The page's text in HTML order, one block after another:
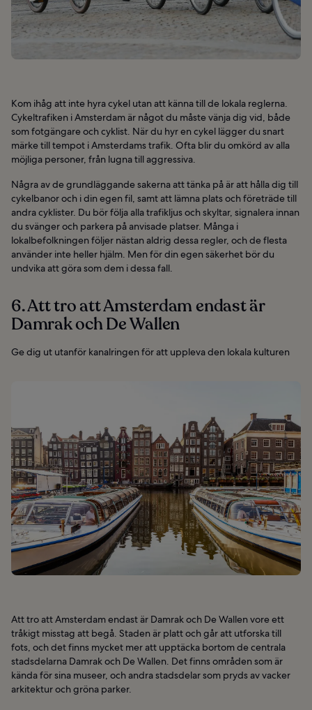
Kom ihåg att inte hyra cykel utan att känna till de lokala reglerna.
Cykeltrafiken i Amsterdam är något du måste vänja dig vid, både
som fotgängare och cyklist. När du hyr en cykel lägger du snart
märke till tempot i Amsterdams trafik. Ofta blir du omkörd av alla
möjliga personer, från lugna till aggressiva.
Några av de grundläggande sakerna att tänka på är att hålla dig till
cykelbanor och i din egen fil, samt att lämna plats och företräde till
andra cyklister. Du bör följa alla trafikljus och skyltar, signalera innan
du svänger och parkera på anvisade platser. Många i
lokalbefolkningen följer nästan aldrig dessa regler, och de flesta
använder inte heller hjälm. Men för din egen säkerhet bör du
undvika att göra som dem i dessa fall.
6. Att tro att Amsterdam endast är
Damrak och De Wallen
Ge dig ut utanför kanalringen för att uppleva den lokala kulturen
Att tro att Amsterdam endast är Damrak och De Wallen vore ett
tråkigt misstag att begå. Staden är platt och går att utforska till
fots, och det finns mycket mer att upptäcka bortom de centrala
stadsdelarna Damrak och De Wallen. Det finns områden som är
kända för sina museer, och andra stadsdelar som pryds av vacker
arkitektur och gröna parker.